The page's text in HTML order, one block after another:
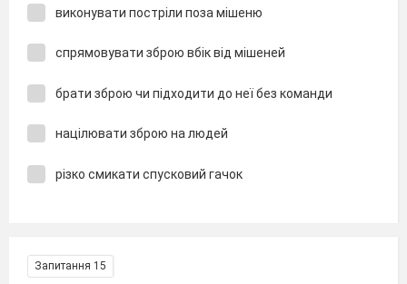
виконувати постріли поза мішеню
спрямовувати зброю вбік від мішеней
брати зброю чи підходити до неї без команди
націлювати зброю на людей
різко смикати спусковий гачок
Запитання 15